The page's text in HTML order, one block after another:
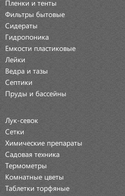
Пленки и тенты
Фильтры бытовые
Сидераты
Гидропоника
Емкости пластиковые
Лейки
Ведра и тазы
Септики
Пруды и бассейны
Лук-севок
Сетки
Химические препараты
Садовая техника
Термометры
Комнатные цветы
Таблетки торфяные